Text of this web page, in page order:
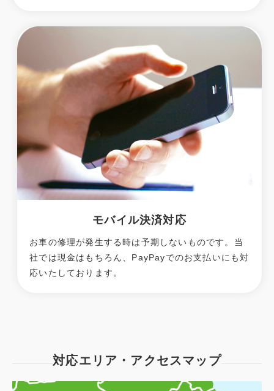
モバイル決済対応
お車の修理が発生する時は予期しないものです。当
社では現金はもちろん、PayPayでのお支払いにも対
応いたしております。
対応エリア・アクセスマップ